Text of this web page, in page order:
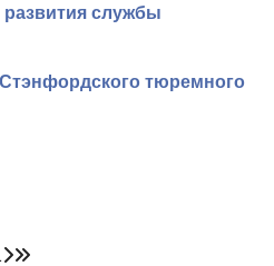
службы
тюремного